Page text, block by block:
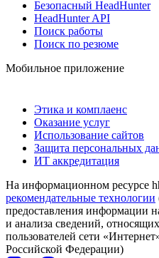
Безопасный HeadHunter
HeadHunter API
Поиск работы
Поиск по резюме
Мобильное приложение
Этика и комплаенс
Оказание услуг
Использование сайтов
Защита персональных
ИТ аккредитация
На информационном ресурсе
рекомендательные технологии
предоставления информации
и анализа сведений,
пользователей сети
Российской Федерации)